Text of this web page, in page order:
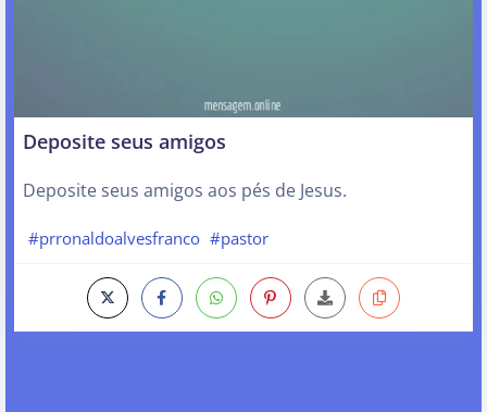
Deposite seus amigos
Deposite seus amigos aos pés de Jesus.
#prronaldoalvesfranco #pastor